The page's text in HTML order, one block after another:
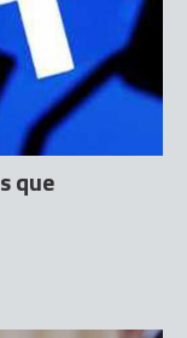
que